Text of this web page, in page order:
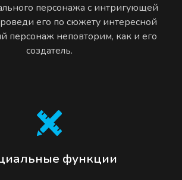
персонажа с интригующей
его по сюжету интересной
персонаж неповторим, как и его
создатель.
функции